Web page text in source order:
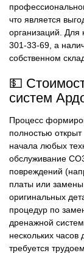
что является
организаций. Для
301-33-69, а
собственном
💵
систем
Процесс
полностью
начала любых
обслуживание
повреждений
платы или
оригинальных
процедур по
дренажной
нескольких часов
требуется